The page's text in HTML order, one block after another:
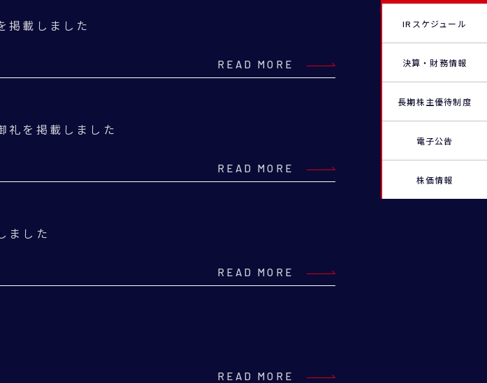
掲載しました
READ MORE
礼を掲載しました
READ MORE
ました
READ MORE
READ MORE
IRスケジュール
決算・財務情報
長期株主優待制度
電子公告
株価情報